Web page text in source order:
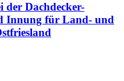
der Dachdecker-
Innung für Land- und